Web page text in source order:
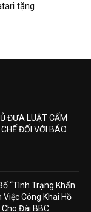
tặng
ĐƯA LUẬT CẤM
ĐỐI VỚI BÁO
“Tình Trạng Khẩn
Việc Công Khai Hồ
Đài BBC